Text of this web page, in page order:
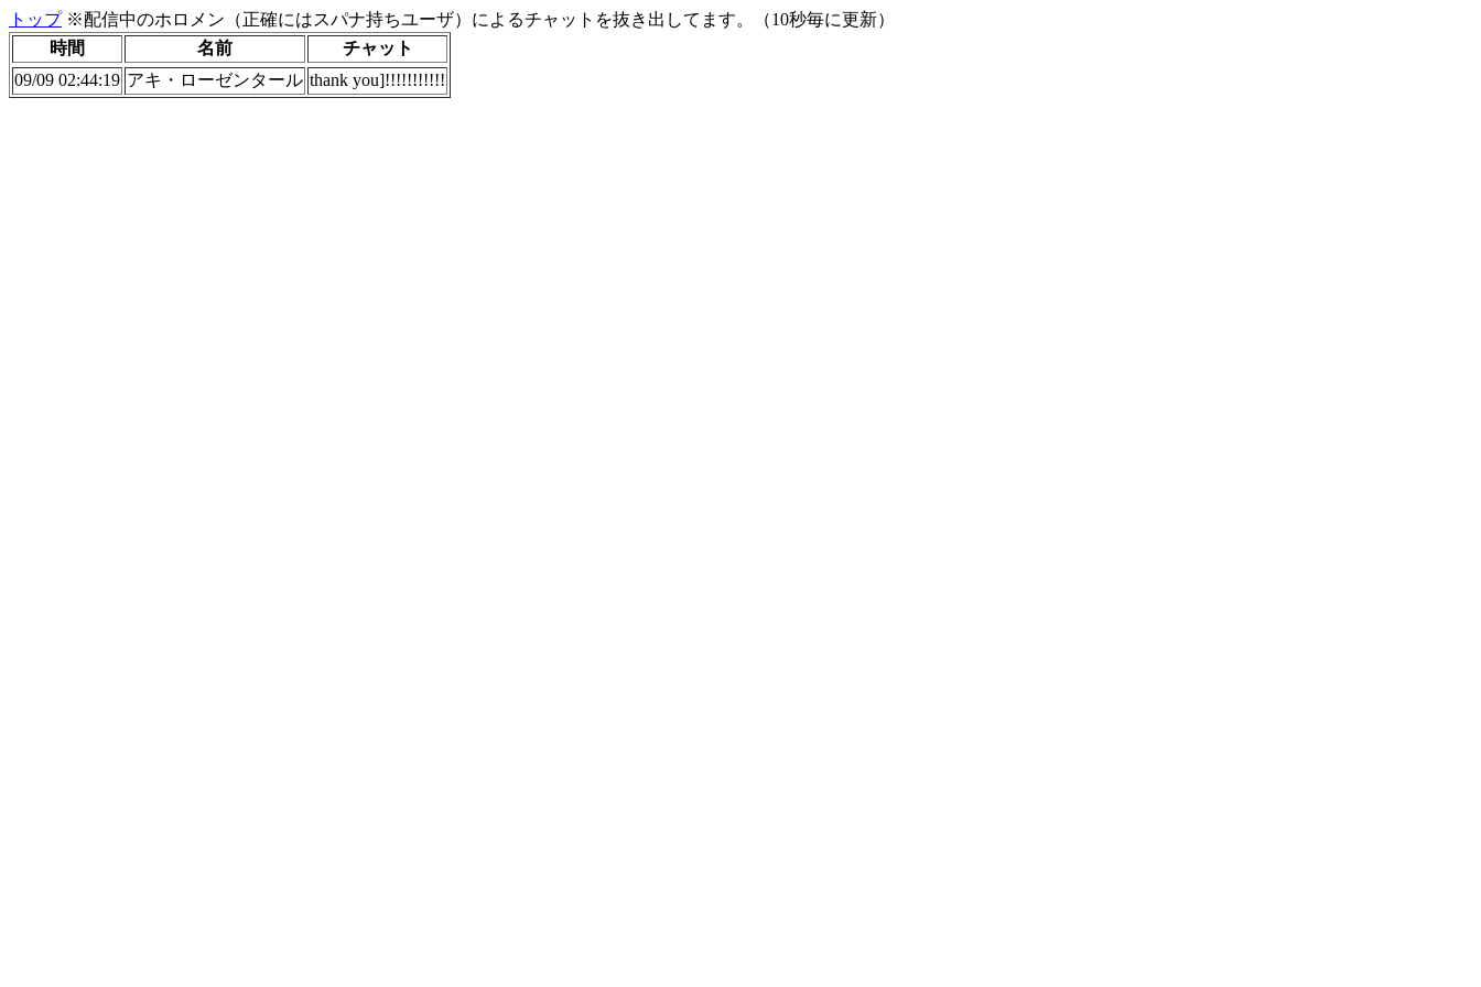
トップ※配信中のホロメン（正確にはスパナ持ちユーザ）によるチャットを抜き出してます。（10秒毎に更新）
時間
名前
チャット
09/09 02:44:19 アキ・ローゼンタール thank you]!!!!!!!!!!!